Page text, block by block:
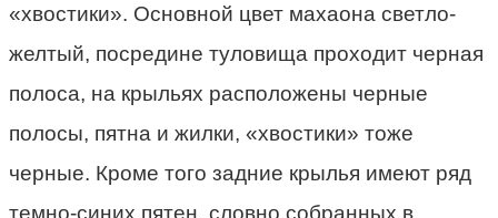
«хвостики». Основной цвет махаона светло-
желтый, посредине туловища проходит черная
полоса, на крыльях расположены черные
полосы, пятна и жилки, «хвостики» тоже
черные. Кроме того задние крылья имеют ряд
темно-синих пятен, словно собранных в